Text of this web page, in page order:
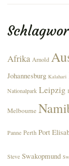
Afrika Arnold
Johannesburg Kalahari
Nationalpark Leipzig
Melbourne
Panne Perth Port
Steve Swakopmund